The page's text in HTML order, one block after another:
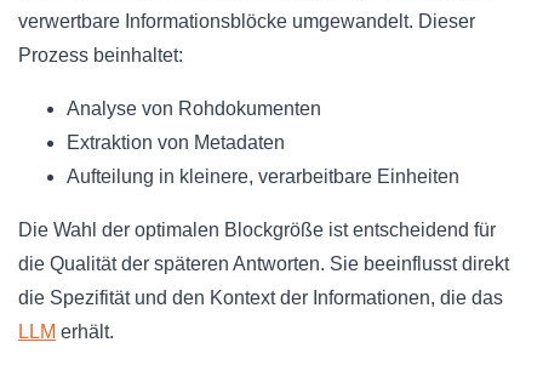
verwertbare Informationsblöcke umgewandelt. Dieser
Prozess beinhaltet:
Analyse von Rohdokumenten
Extraktion von Metadaten
Aufteilung in kleinere, verarbeitbare Einheiten
Die Wahl der optimalen Blockgröße ist entscheidend für
die Qualität der späteren Antworten. Sie beeinflusst direkt
die Spezifität und den Kontext der Informationen, die das
LLM erhält.